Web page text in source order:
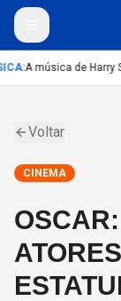
:A música de Harry
Voltar
CINEMA